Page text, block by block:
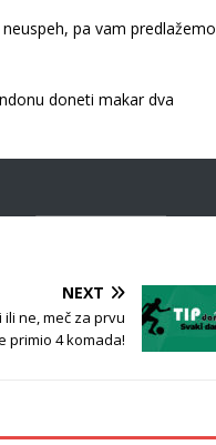
pa vam predlažemo
doneti makar dva
NEXT
ili ne, meč za prvu
primio 4 komada!